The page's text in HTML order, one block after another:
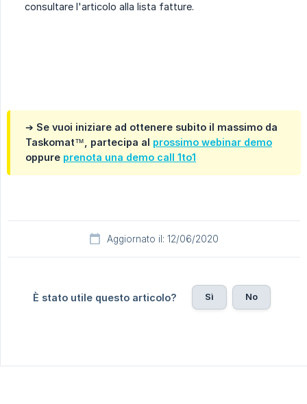
consultare l'articolo alla lista fatture.
➔ Se vuoi iniziare ad ottenere subito il massimo da
Taskomat™, partecipa al prossimo webinar demo
oppure prenota una demo call 1to1
Aggiornato il: 12/06/2020
È stato utile questo articolo? Sì No